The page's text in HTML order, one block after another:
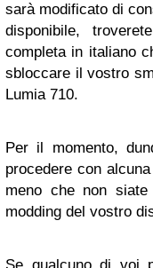
sarà modificato di
disponibile,
completa in italiano
sbloccare il vostro
Lumia 710.
Per il momento,
procedere con
meno che non siate
modding del vostro